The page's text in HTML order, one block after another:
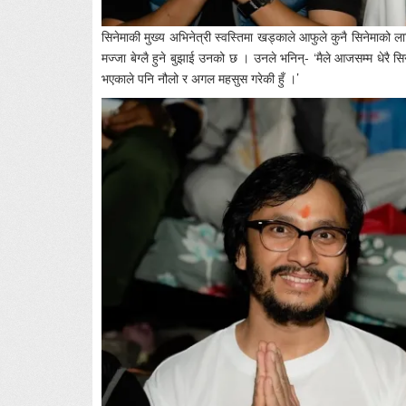
सिनेमाकी मुख्य अभिनेत्री स्वस्तिमा खड्काले आफुले कुनै सिनेमाको
मज्जा बेग्लै हुने बुझाई उनको छ । उनले भनिन्- ‘मैले आजसम्म धेरै
भएकाले पनि नौलो र अगल महसुस गरेकी हुँ ।’